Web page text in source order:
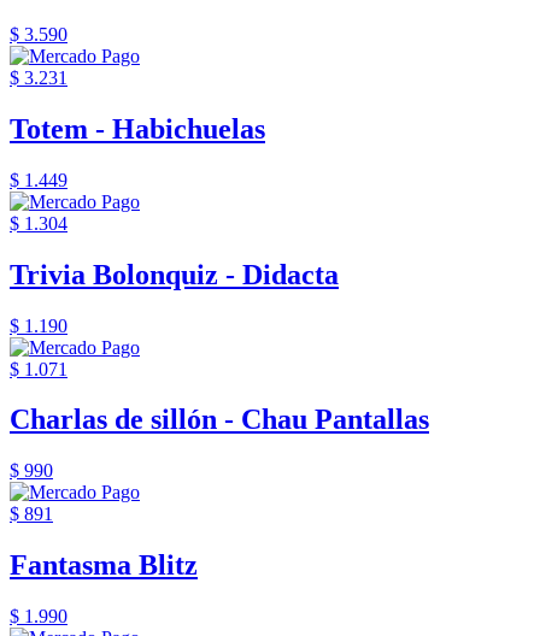
$ 3.590
$ 3.231
Totem - Habichuelas
$ 1.449
$ 1.304
Trivia Bolonquiz - Didacta
$ 1.190
$ 1.071
Charlas de sillón - Chau Pantallas
$ 990
$ 891
Fantasma Blitz
$ 1.990